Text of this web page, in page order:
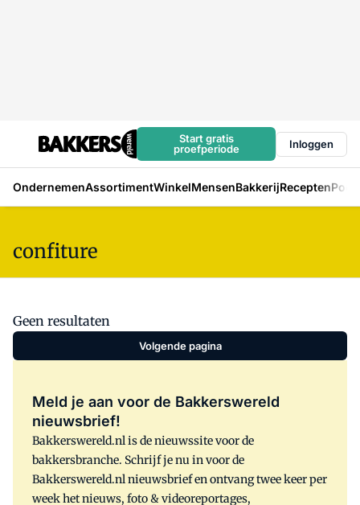
Start gratis
proefperiode
Inloggen
OndernemenAssortimentWinkelMensenBakkerijRecepten
confiture
Geen resultaten
Volgende pagina
Meld je aan voor de Bakkerswereld
nieuwsbrief!
Bakkerswereld.nl is de nieuwssite voor de
bakkersbranche. Schrijf je nu in voor de
Bakkerswereld.nl nieuwsbrief en ontvang twee keer per
week het nieuws, foto & videoreportages,